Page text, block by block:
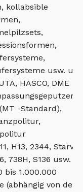
kollabsible
usw.
HASCO, DME
-Standard),
H13, 2344, Starvax
738H, S136 usw.
bis 1.000.000
(abhängig von den